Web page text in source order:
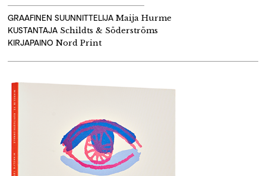
GRAAFINEN SUUNNITTELIJA Maija Hurme
KUSTANTAJA Schildts & Söderströms
KIRJAPAINO Nord Print